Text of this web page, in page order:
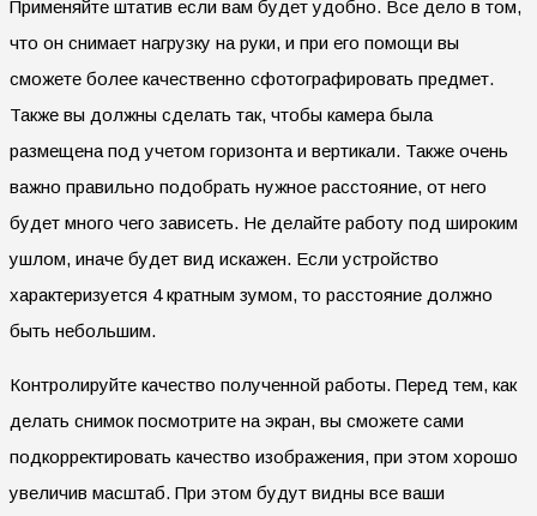
Применяйте штатив если вам будет удобно. Все дело в том,
что он снимает нагрузку на руки, и при его помощи вы
сможете более качественно сфотографировать предмет.
Также вы должны сделать так, чтобы камера была
размещена под учетом горизонта и вертикали. Также очень
важно правильно подобрать нужное расстояние, от него
будет много чего зависеть. Не делайте работу под широким
ушлом, иначе будет вид искажен. Если устройство
характеризуется 4 кратным зумом, то расстояние должно
быть небольшим.
Контролируйте качество полученной работы. Перед тем, как
делать снимок посмотрите на экран, вы сможете сами
подкорректировать качество изображения, при этом хорошо
увеличив масштаб. При этом будут видны все ваши